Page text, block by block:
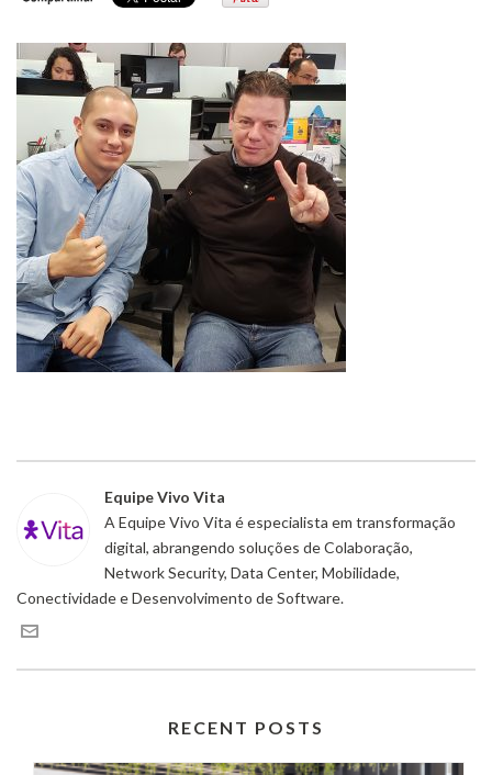
Equipe Vivo Vita
A Equipe Vivo Vita é especialista em transformação
digital, abrangendo soluções de Colaboração,
Network Security, Data Center, Mobilidade,
Conectividade e Desenvolvimento de Software.
RECENT POSTS